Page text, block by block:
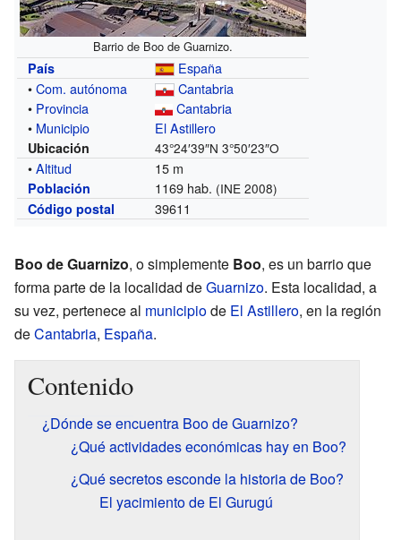
Barrio de Boo de Guarnizo.
País
España
•Com. autónoma
Cantabria
• Provincia
Cantabria
• Municipio El Astillero
Ubicación 43°24′39″N 3°50′23″O
•Altitud 15 m
Población 1169 hab. (INE 2008)
Código postal
39611
Boo de Guarnizo, o simplemente Boo, es un barrio que
forma parte de la localidad deGuarnizo. Esta localidad, a
su vez, pertenece al municipiode El Astillero, en la región
deCantabria, España.
Contenido
¿Dónde se encuentra Boo de Guarnizo?
¿Qué actividades económicas hay en Boo?
¿Qué secretos esconde la historia de Boo?
El yacimiento de El Gurugú